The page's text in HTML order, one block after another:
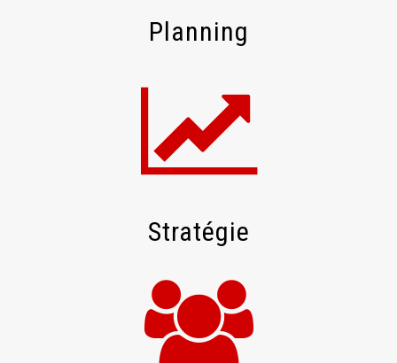
Planning
Stratégie